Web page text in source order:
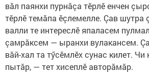
вăл паянхи пурнăçа тӗрлӗ енчен
тӗрлӗ темăпа ӗçлемелле. Çав
валли те интереслӗ япаласем
çамрăксем — ыранхи вулакансем.
вăй-хал та тӳсӗмлӗх сунас килет.
пытăр, — тет хисеплӗ авторăмăр.